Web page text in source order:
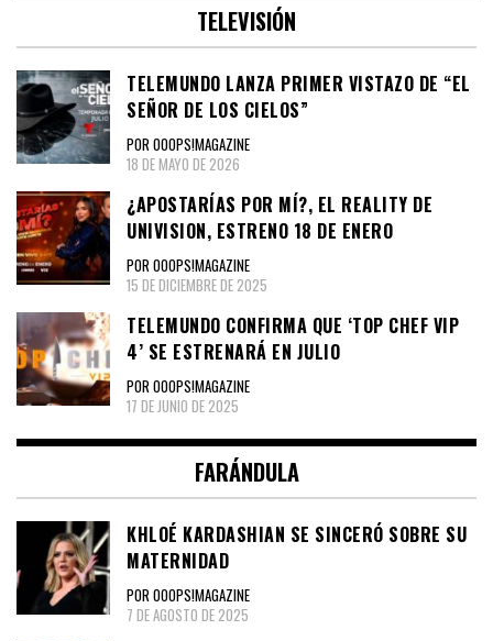
TELEVISIÓN
TELEMUNDO LANZA PRIMER VISTAZO DE “EL
SEÑOR DE LOS CIELOS”
POR OOOPS!MAGAZINE
18 DE MAYO DE 2026
¿APOSTARÍAS POR MÍ?, EL REALITY DE
UNIVISION, ESTRENO 18 DE ENERO
POR OOOPS!MAGAZINE
15 DE DICIEMBRE DE 2025
TELEMUNDO CONFIRMA QUE ‘TOP CHEF VIP
4’ SE ESTRENARÁ EN JULIO
POR OOOPS!MAGAZINE
17 DE JUNIO DE 2025
FARÁNDULA
KHLOÉ KARDASHIAN SE SINCERÓ SOBRE SU
MATERNIDAD
POR OOOPS!MAGAZINE
7 DE AGOSTO DE 2025